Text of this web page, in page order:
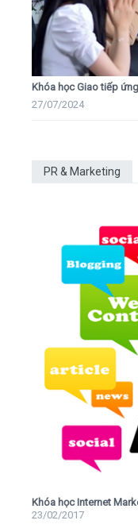
Khóa học Giao tiếp
27/07/2024
PR & Marketing
Khóa học Internet
23/02/2017